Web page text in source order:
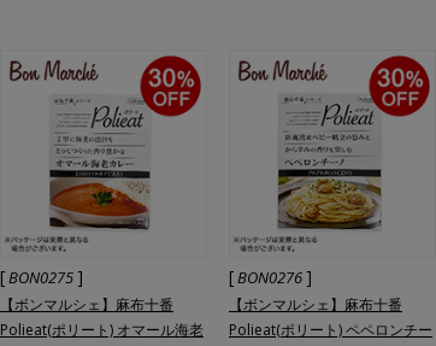
[BON0275 ]
【ボンマルシェ】麻布十番
Polieat(ポリート) オマール海老
[BON0276 ]
【ボンマルシェ】麻布十番
Polieat(ポリート) ペペロンチー